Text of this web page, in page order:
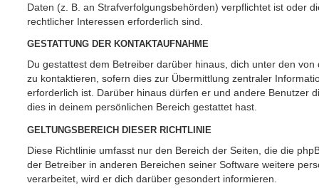
Daten (z. B. an Strafverfolgungsbehörden) verpflichtet ist oder
rechtlicher Interessen erforderlich sind.
GESTATTUNG DER KONTAKTAUFNAHME
Du gestattest dem Betreiber darüber hinaus, dich unter den
zu kontaktieren, sofern dies zur Übermittlung zentraler
erforderlich ist. Darüber hinaus dürfen er und andere Benutzer
dies in deinem persönlichen Bereich gestattet hast.
GELTUNGSBEREICH DIESER RICHTLINIE
Diese Richtlinie umfasst nur den Bereich der Seiten, die die
der Betreiber in anderen Bereichen seiner Software weitere
verarbeitet, wird er dich darüber gesondert informieren.